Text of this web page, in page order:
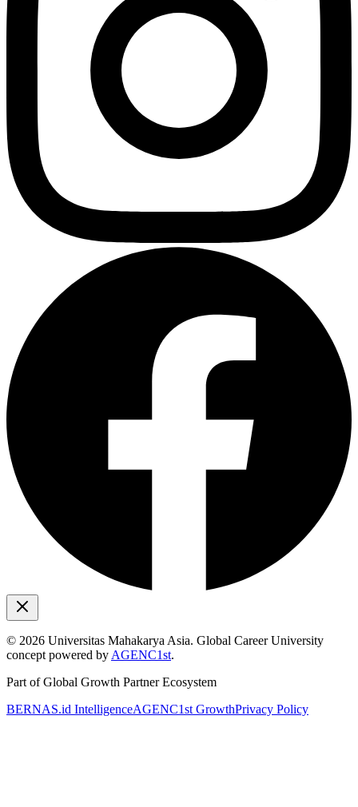
© 2026 Universitas Mahakarya Asia. Global Career University
concept powered by AGENC1st.
Part of Global Growth Partner Ecosystem
BERNAS.id IntelligenceAGENC1st GrowthPrivacy Policy